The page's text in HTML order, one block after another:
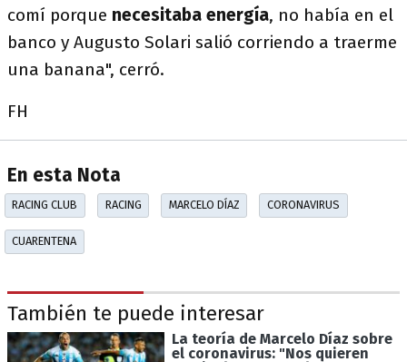
comí porque necesitaba energía, no había en el
banco y Augusto Solari salió corriendo a traerme
una banana", cerró.
FH
En esta Nota
RACING CLUB RACING MARCELO DÍAZ CORONAVIRUS
CUARENTENA
También te puede interesar
La teoría de Marcelo Díaz sobre
el coronavirus: "Nos quieren